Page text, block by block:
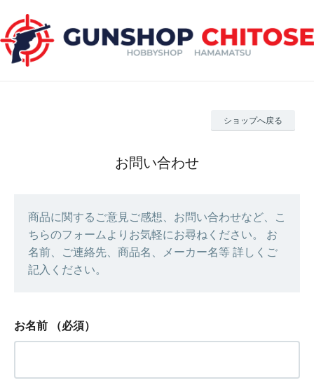
ショップへ戻る
お問い合わせ
商品に関するご意見ご感想、お問い合わせなど、こ
ちらのフォームよりお気軽にお尋ねください。 お
名前、ご連絡先、商品名、メーカー名等 詳しくご
記入ください。
お名前 （必須）